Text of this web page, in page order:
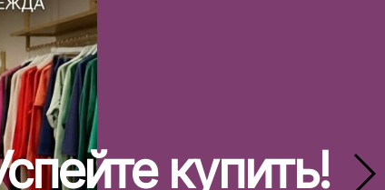
купить!